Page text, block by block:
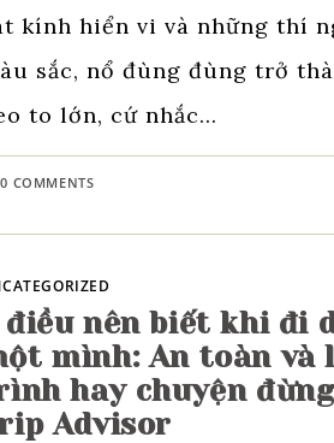
kính hiển vi và những thí
sắc, nổ đùng đùng trở
to lớn, cứ nhắc…
0 COMMENTS
điều nên biết khi đi
mình: An toàn và
hay chuyện
Advisor